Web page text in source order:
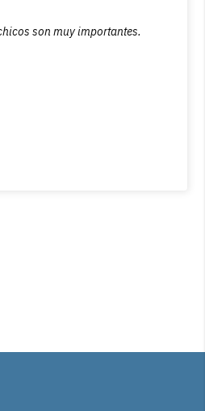
son muy importantes.